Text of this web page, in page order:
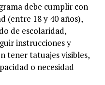
debe cumplir con
(entre 18 y 40 años),
de escolaridad,
instrucciones y
tener tatuajes visibles,
o necesidad